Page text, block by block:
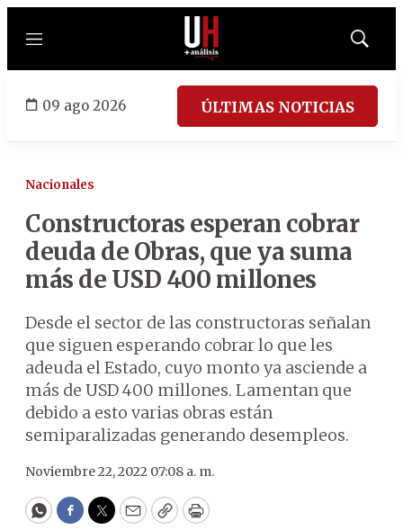
Menú
Mostrar
09 ago 2026 ÚLTIMAS NOTICIAS
Nacionales
Constructoras esperan cobrar
deuda de Obras, que ya suma
más de USD 400 millones
Desde el sector de las constructoras señalan
que siguen esperando cobrar lo que les
adeuda el Estado, cuyo monto ya asciende a
más de USD 400 millones. Lamentan que
debido a esto varias obras están
semiparalizadas generando desempleos.
Noviembre 22, 2022 07:08 a. m.
WhatsApp
Facebook
Twitter
EmailCopyPrint